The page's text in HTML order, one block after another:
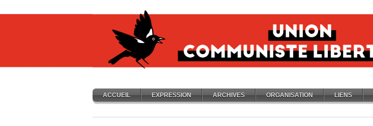
ACCUEIL EXPRESSION ARCHIVES ORGANISATION LIENS